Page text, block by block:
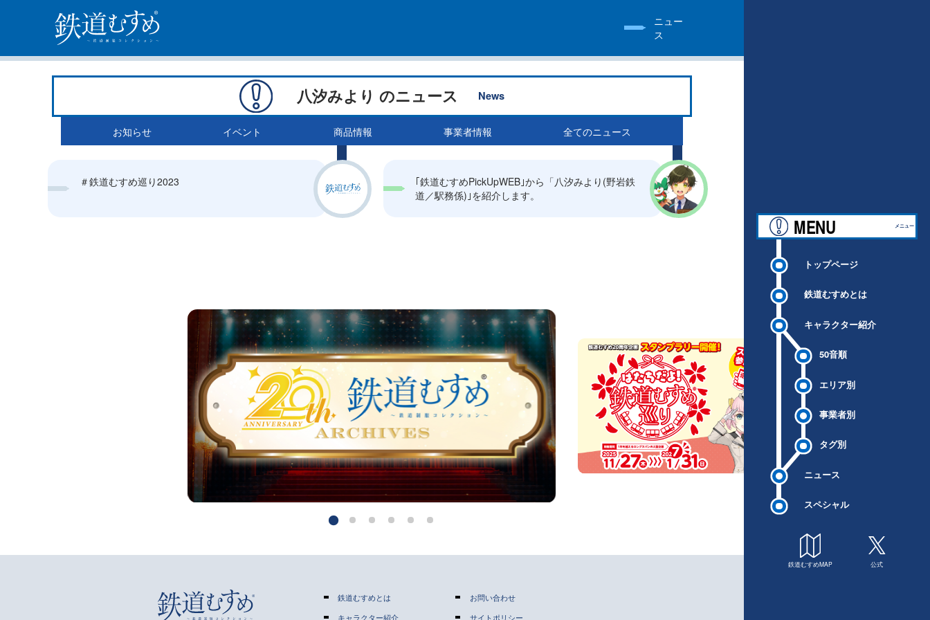
ニュー
ス
MENU メニュー
トップページ
鉄道むすめとは
キャラクター紹介
50音順
エリア別
事業者別
タグ別
ニュース
スペシャル
鉄道むすめMAP 公式
八汐みより のニュース News
お知らせ イベント 商品情報 事業者情報 全てのニュース
＃鉄道むすめ巡り2023
｢鉄道むすめPickUpWEB｣から「八汐みより(野岩鉄
道／駅務係)｣を紹介します。
鉄道むすめとは
キャラクター紹介
お問い合わせ
サイトポリシー